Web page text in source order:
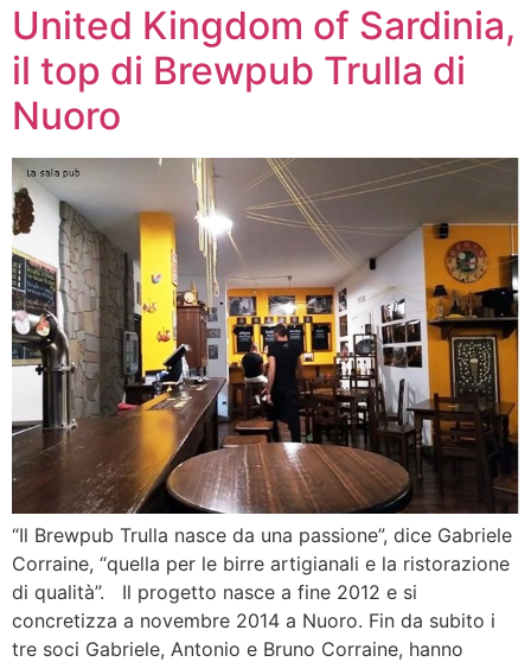
United Kingdom of Sardinia,
il top di Brewpub Trulla di
Nuoro
“Il Brewpub Trulla nasce da una passione”, dice Gabriele
Corraine, “quella per le birre artigianali e la ristorazione
di qualità”. Il progetto nasce a fine 2012 e si
concretizza a novembre 2014 a Nuoro. Fin da subito i
tre soci Gabriele, Antonio e Bruno Corraine, hanno